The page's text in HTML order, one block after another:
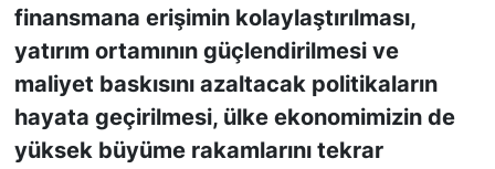
finansmana erişimin kolaylaştırılması,
yatırım ortamının güçlendirilmesi ve
maliyet baskısını azaltacak politikaların
hayata geçirilmesi, ülke ekonomimizin de
yüksek büyüme rakamlarını tekrar